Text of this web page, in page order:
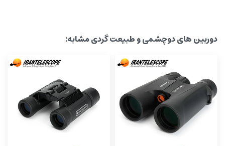
دوربین های دوچشمی و طبیعت گردی مشابه: